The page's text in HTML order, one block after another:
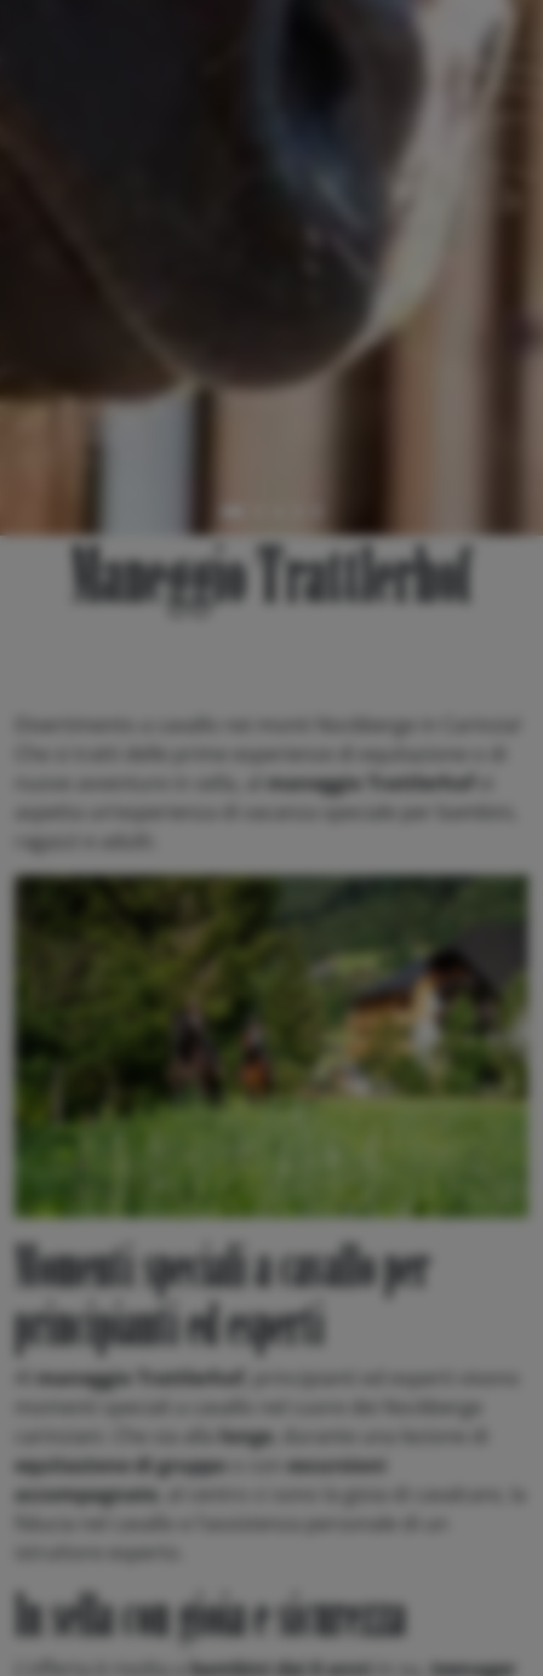
Maneggio Trattlerhof
maneggio Trattlerhof
Momenti speciali a cavallo per
principianti ed esperti
maneggio Trattlerhof
longe
equitazione di gruppo
escursioni
accompagnate
In sella con gioia e sicurezza
bambini dai 6 anni teenager